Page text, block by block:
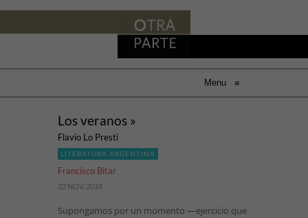
Menu ≡
Los veranos »
Flavio Lo Presti
LITERATURA ARGENTINA
Francisco Bitar
22 NOV, 2018
Supongamos por un momento —ejercicio que